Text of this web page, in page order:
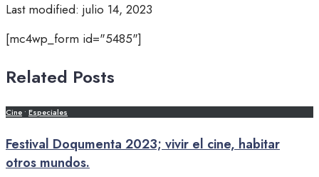
Last modified: julio 14, 2023
[mc4wp_form id="5485"]
Related Posts
Cine • Especiales
Festival Doqumenta 2023; vivir el cine, habitar
otros mundos.